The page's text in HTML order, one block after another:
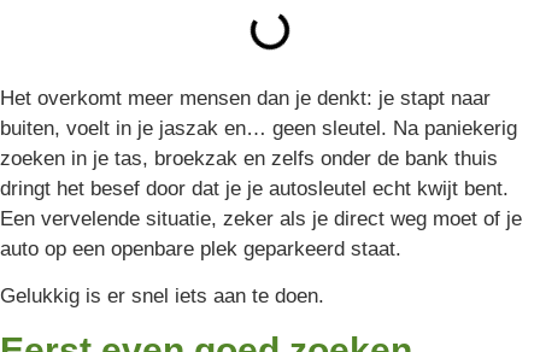
Het overkomt meer mensen dan je denkt: je stapt naar
buiten, voelt in je jaszak en… geen sleutel. Na paniekerig
zoeken in je tas, broekzak en zelfs onder de bank thuis
dringt het besef door dat je je autosleutel echt kwijt bent.
Een vervelende situatie, zeker als je direct weg moet of je
auto op een openbare plek geparkeerd staat.
Gelukkig is er snel iets aan te doen.